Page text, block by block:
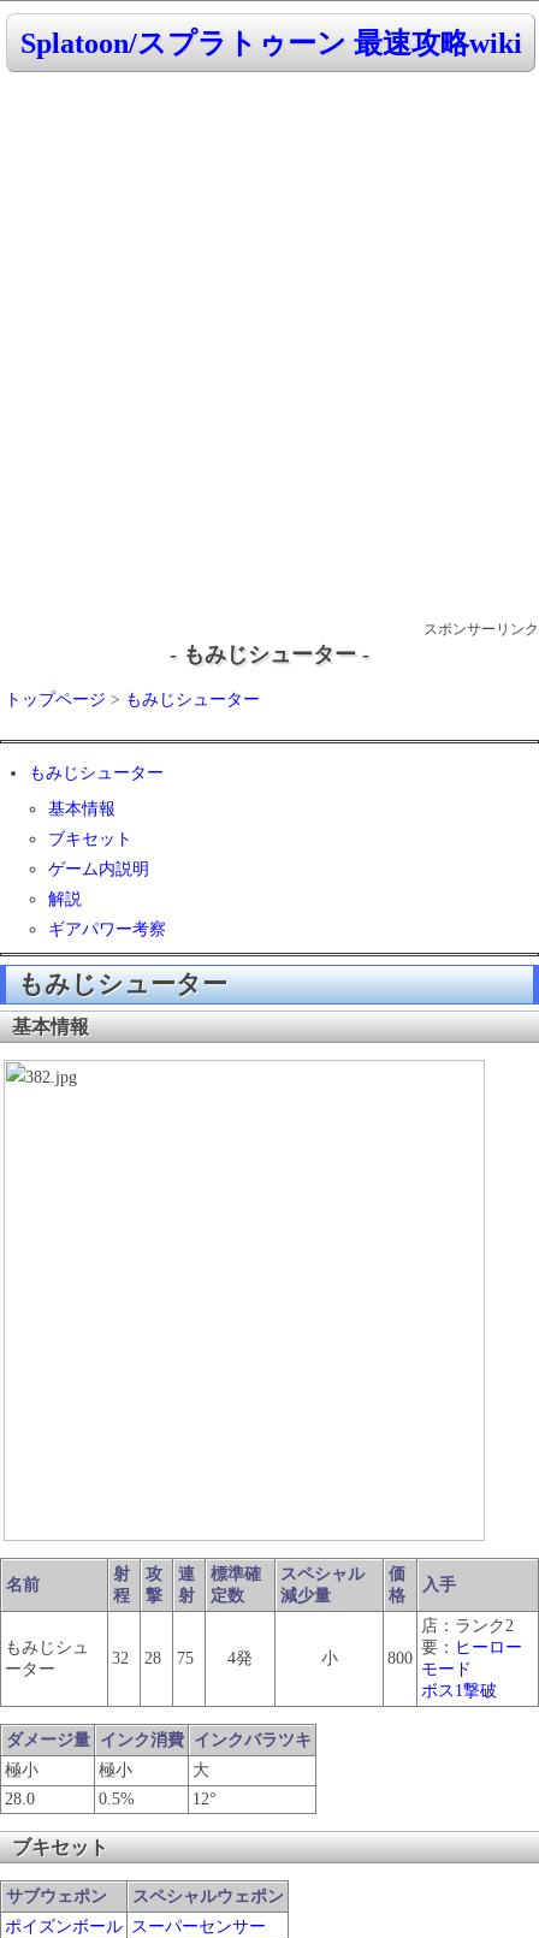
Splatoon/スプラトゥーン 最速攻略wiki
スポンサーリンク
- もみじシューター -
トップページ > もみじシューター
もみじシューター
基本情報
ブキセット
ゲーム内説明
解説
ギアパワー考察
もみじシューター
基本情報
名前
射
程
攻
撃
連
射
標準確
定数
スペシャル
減少量
価
格
入手
もみじシュ
ーター
32 28 75 4発 小 800
店：ランク2
要： ヒーロー
モード
ボス1撃破
ダメージ量 インク消費 インクバラツキ
極小
極小
大
28.0
0.5% 12°
ブキセット
サブウェポン
スペシャルウェポン
ポイズンボール スーパーセンサー